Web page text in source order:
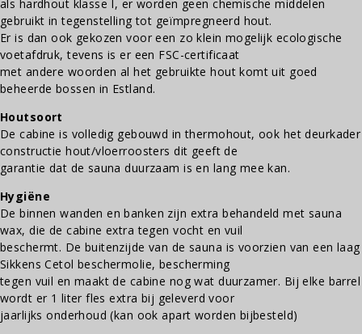
als hardhout klasse I, er worden geen chemische middelen
gebruikt in tegenstelling tot geïmpregneerd hout.
Er is dan ook gekozen voor een zo klein mogelijk ecologische
voetafdruk, tevens is er een FSC-certificaat
met andere woorden al het gebruikte hout komt uit goed
beheerde bossen in Estland.
Houtsoort
De cabine is volledig gebouwd in thermohout, ook het deurkader
constructie hout/vloerroosters dit geeft de
garantie dat de sauna duurzaam is en lang mee kan.
Hygiëne
De binnen wanden en banken zijn extra behandeld met sauna
wax, die de cabine extra tegen vocht en vuil
beschermt. De buitenzijde van de sauna is voorzien van een laag
Sikkens Cetol beschermolie, bescherming
tegen vuil en maakt de cabine nog wat duurzamer. Bij elke barrel
wordt er 1 liter fles extra bij geleverd voor
jaarlijks onderhoud (kan ook apart worden bijbesteld)